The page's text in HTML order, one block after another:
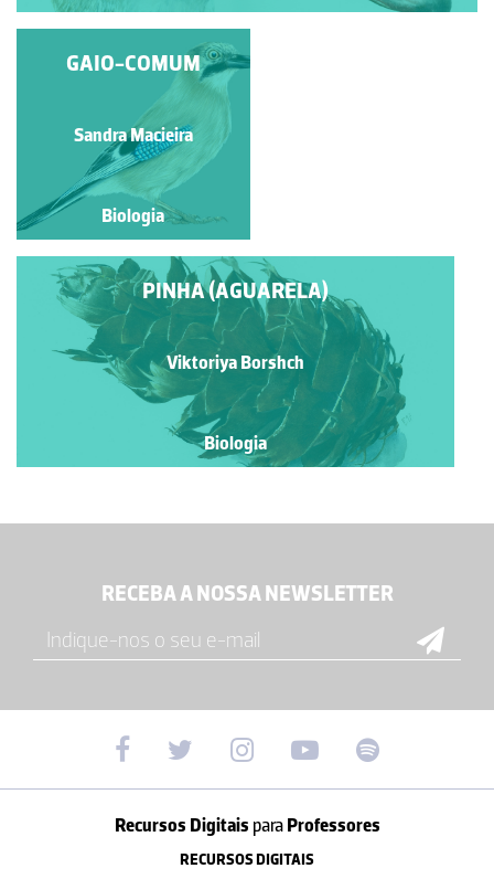
PINHA (GRAFITE)
Viktoriya Borshch
Biologia
PINHA (AGUARELA)
Viktoriya Borshch
Biologia
GAIO-COMUM
Sandra Macieira
Biologia
RECEBA A NOSSA NEWSLETTER
Recursos Digitais paraProfessores
RECURSOS DIGITAIS